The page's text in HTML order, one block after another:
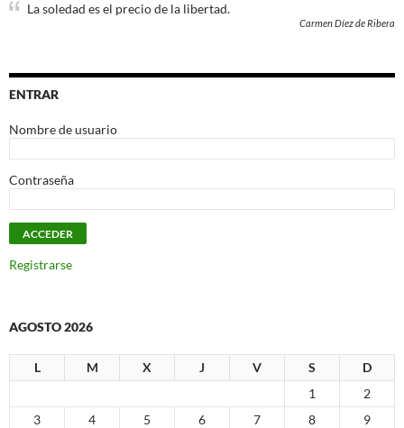
La soledad es el precio de la libertad.
Carmen Díez de Ribera
ENTRAR
Nombre de usuario
Contraseña
Registrarse
AGOSTO 2026
L M X J V S
D
1
2
3
4 5 6 7 8
9